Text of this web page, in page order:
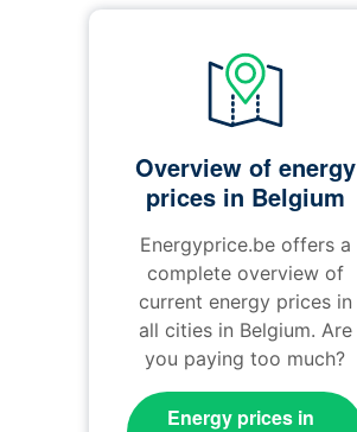
Overview of energy
prices in Belgium
Energyprice.be offers a
complete overview of
current energy prices in
all cities in Belgium. Are
you paying too much?
Energy prices in